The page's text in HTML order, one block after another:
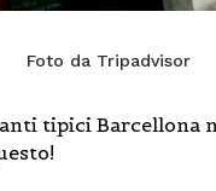
Foto da Tripadvisor
tipici Barcellona